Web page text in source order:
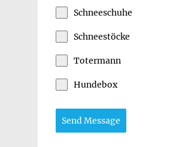
Schneeschuhe
Schneestöcke
Totermann
Hundebox
Send Message